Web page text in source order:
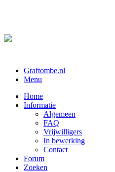
Graftombe.nl
Menu
Home
Informatie
Algemeen
FAQ
Vrijwilligers
In bewerking
Contact
Forum
Zoeken